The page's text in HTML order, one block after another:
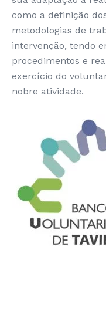
como a definição
metodologias de
intervenção, tendo
procedimentos e
exercício do
nobre atividade.